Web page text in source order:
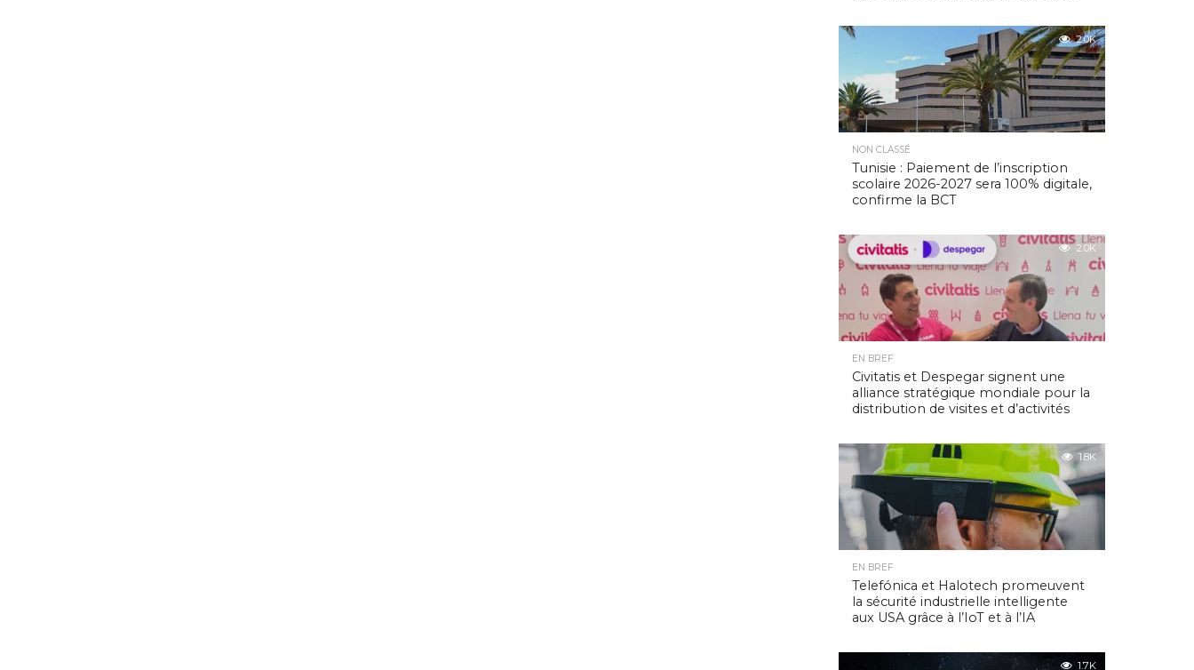
2.0K
NON CLASSÉ
Tunisie : Paiement de l’inscription
scolaire 2026-2027 sera 100% digitale,
confirme la BCT
2.0K
EN BREF
Civitatis et Despegar signent une
alliance stratégique mondiale pour la
distribution de visites et d’activités
1.8K
EN BREF
Telefónica et Halotech promeuvent
la sécurité industrielle intelligente
aux USA grâce à l’IoT et à l’IA
1.7K